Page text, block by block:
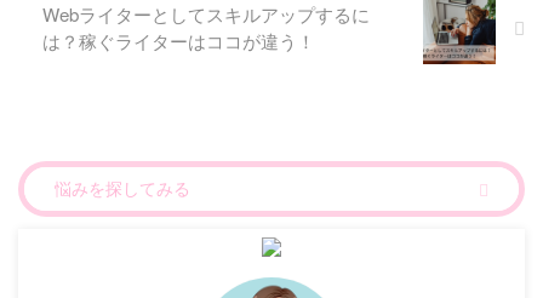
Webライターとしてスキルアップするに
は？稼ぐライターはココが違う！